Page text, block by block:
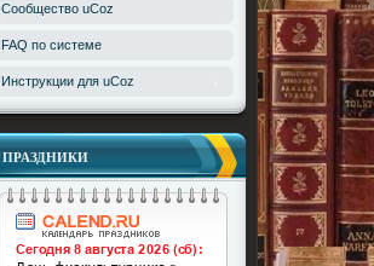
*
Сообщество uCoz
FAQ по системе
Инструкции для uCoz
ПРАЗДНИКИ